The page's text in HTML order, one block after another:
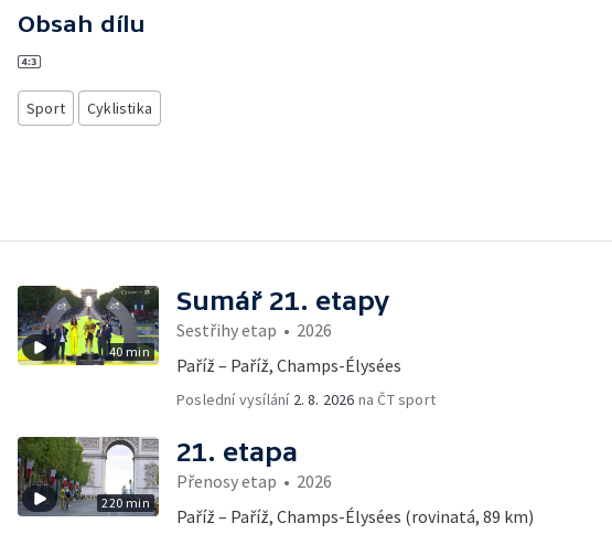
Obsah dílu
Sport Cyklistika
40 min
Sumář 21. etapy
Sestřihy etap • 2026
Paříž – Paříž, Champs-Élysées
Poslední vysílání 2. 8. 2026 na ČT sport
220 min
21. etapa
Přenosy etap • 2026
Paříž – Paříž, Champs-Élysées (rovinatá, 89 km)